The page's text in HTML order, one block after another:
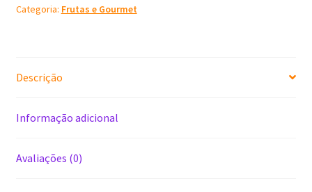
P
Categoria: Frutas e Gourmet
Descrição
Informação adicional
Avaliações (0)